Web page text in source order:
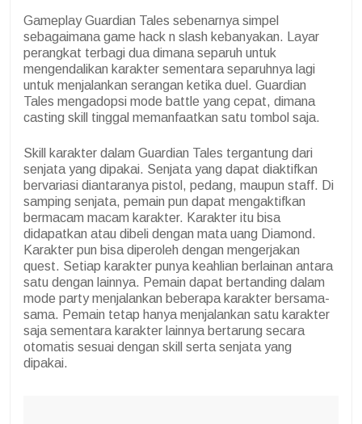
Gameplay Guardian Tales sebenarnya simpel
sebagaimana game hack n slash kebanyakan. Layar
perangkat terbagi dua dimana separuh untuk
mengendalikan karakter sementara separuhnya lagi
untuk menjalankan serangan ketika duel. Guardian
Tales mengadopsi mode battle yang cepat, dimana
casting skill tinggal memanfaatkan satu tombol saja.
Skill karakter dalam Guardian Tales tergantung dari
senjata yang dipakai. Senjata yang dapat diaktifkan
bervariasi diantaranya pistol, pedang, maupun staff. Di
samping senjata, pemain pun dapat mengaktifkan
bermacam macam karakter. Karakter itu bisa
didapatkan atau dibeli dengan mata uang Diamond.
Karakter pun bisa diperoleh dengan mengerjakan
quest. Setiap karakter punya keahlian berlainan antara
satu dengan lainnya. Pemain dapat bertanding dalam
mode party menjalankan beberapa karakter bersama-
sama. Pemain tetap hanya menjalankan satu karakter
saja sementara karakter lainnya bertarung secara
otomatis sesuai dengan skill serta senjata yang
dipakai.